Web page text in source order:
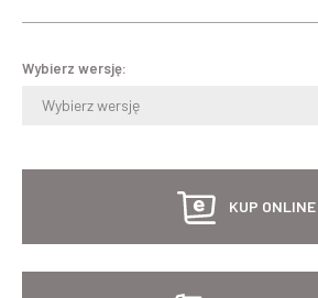
Wybierz wersję:
Wybierz wersję
KUP ONLINE